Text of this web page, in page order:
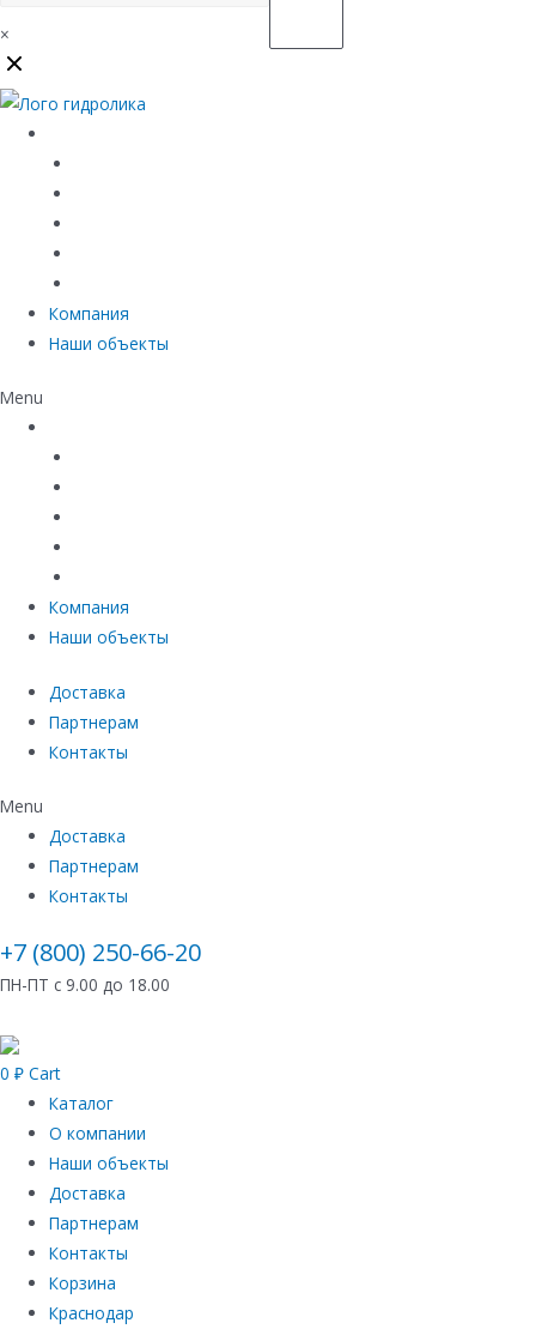
×
Компания
Наши объекты
Menu
Компания
Наши объекты
Доставка
Партнерам
Контакты
Menu
Доставка
Партнерам
Контакты
+7 (800) 250-66-20
ПН-ПТ с 9.00 до 18.00
0 ₽ Cart
Каталог
О компании
Наши объекты
Доставка
Партнерам
Контакты
Корзина
Краснодар